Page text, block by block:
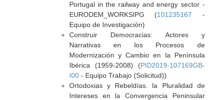
Portugal in the railway and energy sector -
EURODEM_WORKSIPG (101235167 -
Equipo de Investigación)
Construir Democracias: Actores y
Narrativas en los Procesos de
Modernización y Cambio en la Península
Ibérica (1959-2008) (PID2019-107169GB-
I00- Equipo Trabajo (Solicitud))
Ortodoxias y Rebeldías. la Pluralidad de
Intereses en la Convergencia Peninsular